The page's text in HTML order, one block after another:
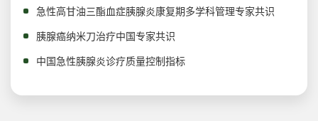
急性高甘油三酯血症胰腺炎康复期多学科管理专家共识
胰腺癌纳米刀治疗中国专家共识
中国急性胰腺炎诊疗质量控制指标